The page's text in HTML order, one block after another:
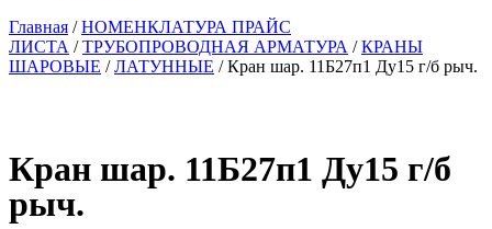
Главная /НОМЕНКЛАТУРА ПРАЙС
ЛИСТА /ТРУБОПРОВОДНАЯ АРМАТУРА /КРАНЫ
ШАРОВЫЕ /ЛАТУННЫЕ / Кран шар. 11Б27п1 Ду15 г/б рыч.
Кран шар. 11Б27п1 Ду15 г/б
рыч.